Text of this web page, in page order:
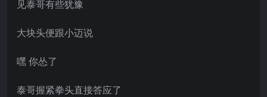
见泰哥有些犹豫
大块头便跟小迈说
嘿 你怂了
泰哥握紧拳头直接答应了